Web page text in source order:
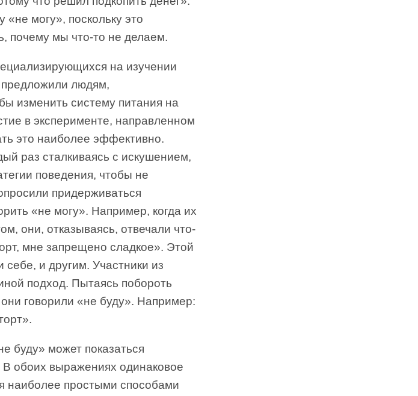
могу», поскольку это
почему мы что-то не делаем.
на изучении
предложили людям,
изменить систему питания на
в эксперименте, направленном
это наиболее эффективно.
раз сталкиваясь с искушением,
поведения, чтобы не
придерживаться
«не могу». Например, когда их
они, отказываясь, отвечали что-
мне запрещено сладкое». Этой
и другим. Участники из
подход. Пытаясь побороть
говорили «не буду». Например:
буду» может показаться
обоих выражениях одинаковое
наиболее простыми способами